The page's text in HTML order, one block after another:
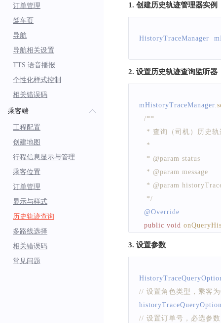
订单管理
驾车页
导航
导航相关设置
TTS 语音播报
个性化样式控制
相关错误码
乘客端
工程配置
创建地图
行程信息显示与管理
乘客位置
订单管理
显示与样式
历史轨迹查询
多路线选择
相关错误码
常见问题
1. 创建历史轨迹管理器实例
HistoryTraceManager
2. 设置历史轨迹查询监听器
mHistoryTraceManager
/**
* 查询（司机）历史
   *
* @param status
* @param message
* @param
   */
  @
Override
public void
if (0 == status) {
// 在地图上绘制
3. 设置参数
// 设置角色类型，乘客
// 设置订单号，必选参数